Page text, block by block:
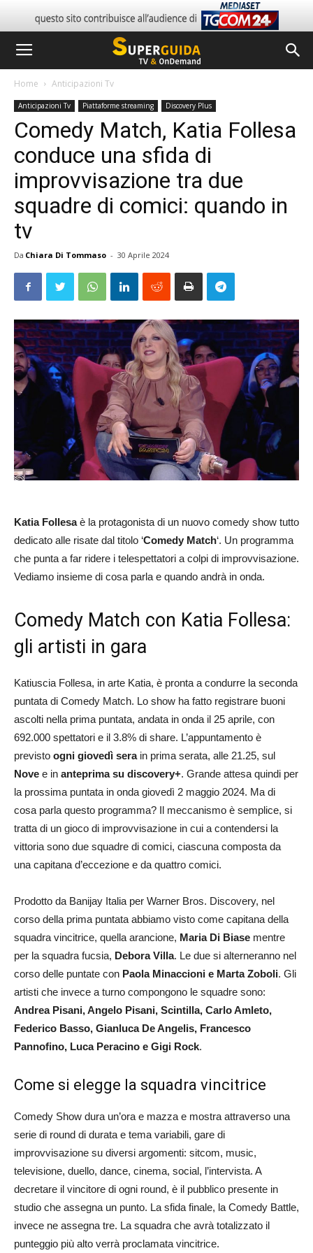
Home Anticipazioni Tv
Anticipazioni Tv Piattaforme streaming Discovery Plus
Comedy Match, Katia Follesa
conduce una sfida di
improvvisazione tra due
squadre di comici: quando in
tv
Da Chiara Di Tommaso - 30 Aprile 2024
Katia Follesaè la protagonista di un nuovo comedy show tutto
dedicato alle risate dal titolo ‘Comedy Match‘. Un programma
che punta a far ridere i telespettatori a colpi di improvvisazione.
Vediamo insieme di cosa parla e quando andrà in onda.
Comedy Match con Katia Follesa:
gli artisti in gara
Katiuscia Follesa, in arte Katia, è pronta a condurre la seconda
puntata di Comedy Match. Lo show ha fatto registrare buoni
ascolti nella prima puntata, andata in onda il 25 aprile, con
692.000 spettatori e il 3.8% di share. L’appuntamento è
previsto ogni giovedì serain prima serata, alle 21.25, sul
Nove e in anteprima su discovery+. Grande attesa quindi per
la prossima puntata in onda giovedì 2 maggio 2024. Ma di
cosa parla questo programma? Il meccanismo è semplice, si
tratta di un gioco di improvvisazione in cui a contendersi la
vittoria sono due squadre di comici, ciascuna composta da
una capitana d’eccezione e da quattro comici.
Prodotto da Banijay Italia per Warner Bros. Discovery, nel
corso della prima puntata abbiamo visto come capitana della
squadra vincitrice, quella arancione, Maria Di Biase mentre
per la squadra fucsia, Debora Villa. Le due si alterneranno nel
corso delle puntate con Paola Minaccioni e Marta Zoboli. Gli
artisti che invece a turno compongono le squadre sono:
Andrea Pisani, Angelo Pisani, Scintilla, Carlo Amleto,
Federico Basso, Gianluca De Angelis, Francesco
Pannofino, Luca Peracino e Gigi Rock.
Come si elegge la squadra vincitrice
Comedy Show dura un’ora e mazza e mostra attraverso una
serie di round di durata e tema variabili, gare di
improvvisazione su diversi argomenti: sitcom, music,
televisione, duello, dance, cinema, social, l’intervista. A
decretare il vincitore di ogni round, è il pubblico presente in
studio che assegna un punto. La sfida finale, la Comedy Battle,
invece ne assegna tre. La squadra che avrà totalizzato il
punteggio più alto verrà proclamata vincitrice.